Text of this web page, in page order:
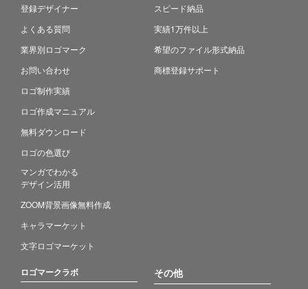
登録デザイナー
よくある質問
業界別ロゴマーク
お問い合わせ
ロゴ制作実績
ロゴ作成マニュアル
無料ダウンロード
ロゴの色選び
マンガでわかる
デザイン活用
ZOOM背景画像無料作成
キャラマーケット
文字ロゴマーケット
スピード納品
実績1万件以上
希望のファイル形式納品
商標登録サポート
ロゴマークラボ その他